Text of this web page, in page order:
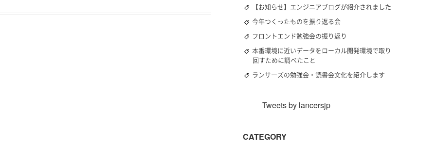
【お知らせ】エンジニアブログが紹介されました
今年つくったものを振り返る会
フロントエンド勉強会の振り返り
本番環境に近いデータをローカル開発環境で取り
回すために調べたこと
ランサーズの勉強会・読書会文化を紹介します
Tweets by lancersjp
CATEGORY